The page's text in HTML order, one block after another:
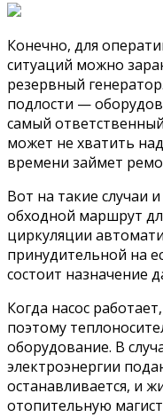
Конечно, для
ситуаций можно
резервный
подлости —
самый
может не хватить
времени займет
Вот на такие случаи
обходной маршрут
циркуляции
принудительной на
состоит назначение
Когда насос
поэтому
оборудование. В
электроэнергии
останавливается, и
отопительную